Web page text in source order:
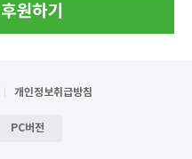
개인정보취급방침
PC버전